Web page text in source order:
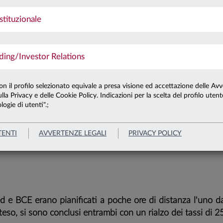
Investor Relations
il profilo selezionato equivale a presa visione ed accettazione delle
Privacy e delle Cookie Policy. Indicazioni per la scelta del profilo
di utenti".;
AVVERTENZE LEGALI PRIVACY POLICY
Economia
Stati Uniti il picco del ciclo
raggiunto, in Area Euro “c’è ancora strada
e BCE erano pianificati a poche ore di distanza l'uno
si sono conclusi entrambi con un rialzo dei tassi di